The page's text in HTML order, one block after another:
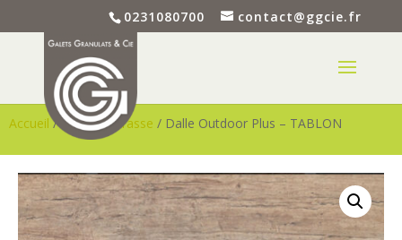
0231080700 contact@ggcie.fr
Accueil/Dalle - Terrasse / Dalle Outdoor Plus – TABLON